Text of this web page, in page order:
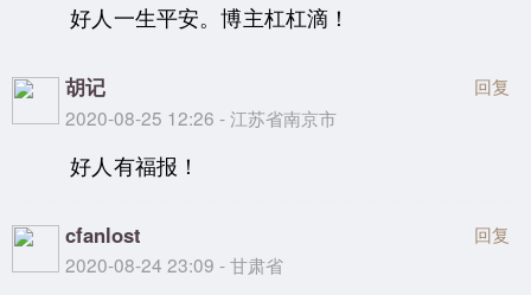
好人一生平安。博主杠杠滴！
胡记
2020-08-25 12:26 - 江苏省南京市
回复
好人有福报！
cfanlost
2020-08-24 23:09 - 甘肃省
回复